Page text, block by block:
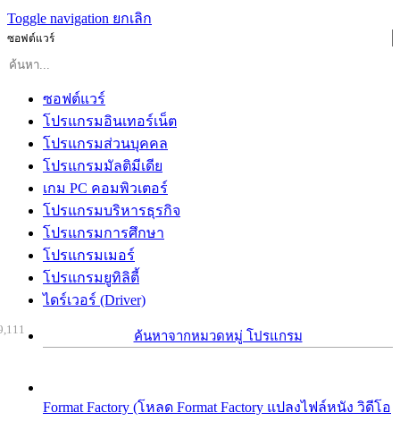
Toggle navigation ยกเลิก
ซอฟต์แวร์
ซอฟต์แวร์
โปรแกรมอินเทอร์เน็ต
โปรแกรมส่วนบุคคล
โปรแกรมมัลติมีเดีย
เกม PC คอมพิวเตอร์
โปรแกรมบริหารธุรกิจ
โปรแกรมการศึกษา
โปรแกรมเมอร์
โปรแกรมยูทิลิตี้
ไดร์เวอร์ (Driver)
ค้นหาจากหมวดหมู่ โปรแกรม
Format Factory (โหลด Format Factory แปลงไฟล์หนัง วิดีโอ